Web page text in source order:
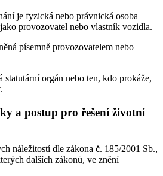
je fyzická nebo právnická osoba
provozovatel nebo vlastník vozidla.
písemně provozovatelem nebo
statutární orgán nebo ten, kdo prokáže,
a postup pro řešení životní
náležitostí dle zákona č. 185/2001 Sb.,
dalších zákonů, ve znění